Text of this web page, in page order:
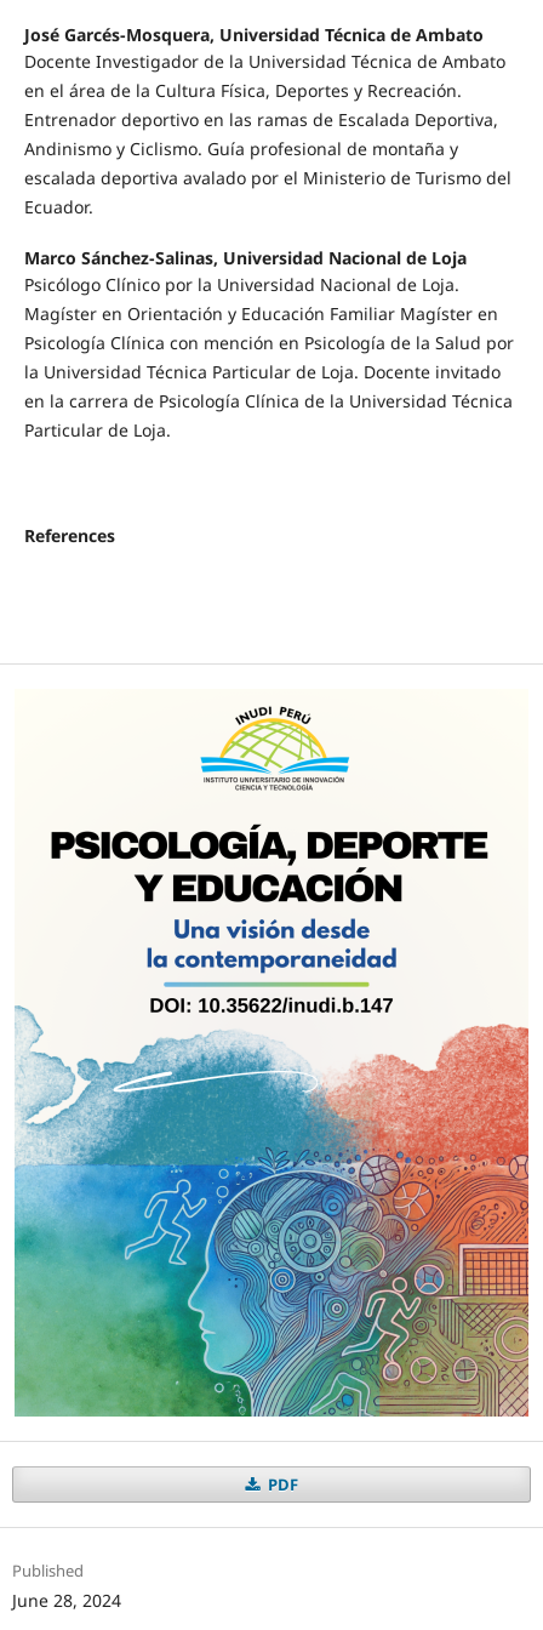
José Garcés-Mosquera, Universidad Técnica de Ambato
Docente Investigador de la Universidad Técnica de Ambato
en el área de la Cultura Física, Deportes y Recreación.
Entrenador deportivo en las ramas de Escalada Deportiva,
Andinismo y Ciclismo. Guía profesional de montaña y
escalada deportiva avalado por el Ministerio de Turismo del
Ecuador.
Marco Sánchez-Salinas, Universidad Nacional de Loja
Psicólogo Clínico por la Universidad Nacional de Loja.
Magíster en Orientación y Educación Familiar Magíster en
Psicología Clínica con mención en Psicología de la Salud por
la Universidad Técnica Particular de Loja. Docente invitado
en la carrera de Psicología Clínica de la Universidad Técnica
Particular de Loja.
References
PDF
Published
June 28, 2024